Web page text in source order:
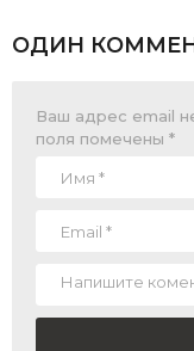
ОДИН
Ваш адрес email
поля помечены *